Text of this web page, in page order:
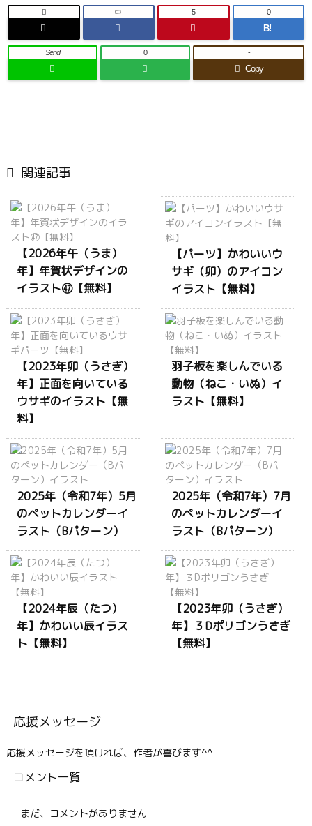
 5
B!
0
Send 0
Copy
-
 関連記事
【2026年午（うま）
年】年賀状デザインの
イラスト㊼【無料】
【パーツ】かわいいウ
サギ（卯）のアイコン
イラスト【無料】
【2023年卯（うさぎ）
年】正面を向いている
ウサギのイラスト【無
料】
羽子板を楽しんでいる
動物（ねこ・いぬ）イ
ラスト【無料】
2025年（令和7年）5月
のペットカレンダーイ
ラスト（Bパターン）
2025年（令和7年）7月
のペットカレンダーイ
ラスト（Bパターン）
【2024年辰（たつ）
年】かわいい辰イラス
ト【無料】
【2023年卯（うさぎ）
年】３Dポリゴンうさぎ
【無料】
応援メッセージ
応援メッセージを頂ければ、作者が喜びます^^
コメント一覧
まだ、コメントがありません